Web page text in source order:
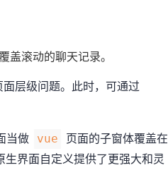
盖滚动的聊天记录。
层级问题。此时，可通过
当做 vue
页面的子窗体覆盖在
界面自定义提供了更强大和灵